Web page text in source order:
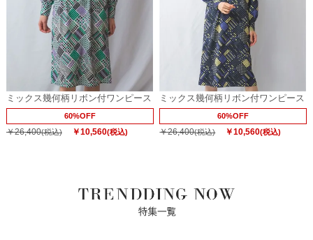
ミックス幾何柄リボン付ワンピース
60%OFF
￥26,400(税込) ￥10,560(税込)
ミックス幾何柄リボン付ワンピース
60%OFF
￥26,400(税込) ￥10,560(税込)